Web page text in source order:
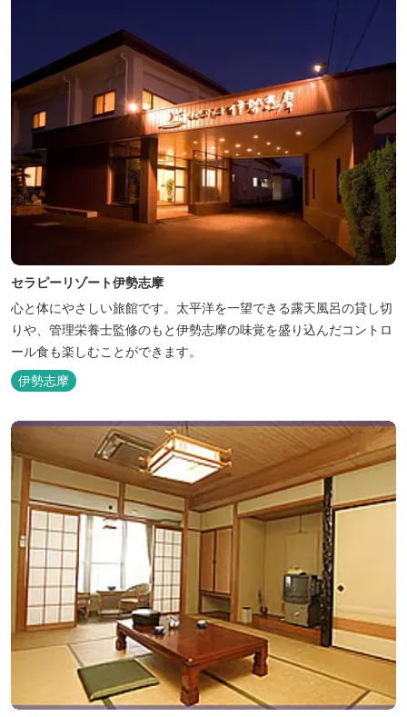
セラピーリゾート伊勢志摩
心と体にやさしい旅館です。太平洋を一望できる露天風呂の貸し切
りや、管理栄養士監修のもと伊勢志摩の味覚を盛り込んだコントロ
ール食も楽しむことができます。
伊勢志摩